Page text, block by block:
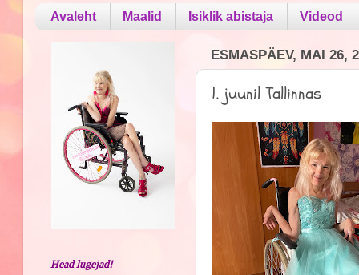
Avaleht Maalid Isiklik abistaja Videod
ESMASPÄEV, MAI 26,
1. juunil Tallinnas
Head lugejad!